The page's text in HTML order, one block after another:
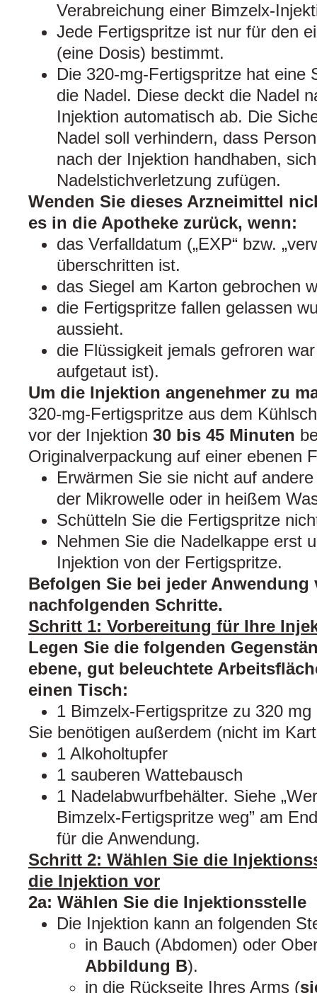
Verabreichung einer Bimzelx-
Jede Fertigspritze ist nur für den
(eine Dosis) bestimmt.
Die 320-mg-Fertigspritze hat eine
die Nadel. Diese deckt die Nadel
Injektion automatisch ab. Die
Nadel soll verhindern, dass
nach der Injektion handhaben,
Nadelstichverletzung zufügen.
Wenden Sie dieses Arzneimittel
es in die Apotheke zurück, wenn:
das Verfalldatum („EXP“ bzw.
überschritten ist.
das Siegel am Karton gebrochen
die Fertigspritze fallen gelassen
aussieht.
die Flüssigkeit jemals gefroren
aufgetaut ist).
Um die Injektion angenehmer zu
320-mg-Fertigspritze aus dem
vor der Injektion 30 bis 45 Minuten
Originalverpackung auf einer ebenen
Erwärmen Sie sie nicht auf
der Mikrowelle oder in heißem
Schütteln Sie die Fertigspritze
Nehmen Sie die Nadelkappe erst
Injektion von der Fertigspritze.
Befolgen Sie bei jeder Anwendung
nachfolgenden Schritte.
Schritt 1: Vorbereitung für Ihre
Legen Sie die folgenden
ebene, gut beleuchtete
einen Tisch:
1 Bimzelx-Fertigspritze zu 320 mg
Sie benötigen außerdem (nicht im
1 Alkoholtupfer
1 sauberen Wattebausch
1 Nadelabwurfbehälter. Siehe
Bimzelx-Fertigspritze weg” am
für die Anwendung.
Schritt 2: Wählen Sie die
die Injektion vor
2a: Wählen Sie die Injektionsstelle
Die Injektion kann an folgenden
in Bauch (Abdomen) oder
Abbildung B).
in die Rückseite Ihres Arms (